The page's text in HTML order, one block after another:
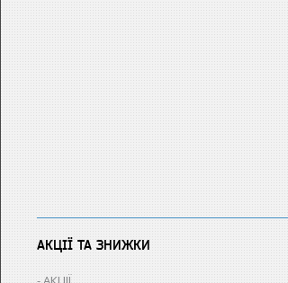
АКЦІЇ ТА ЗНИЖКИ